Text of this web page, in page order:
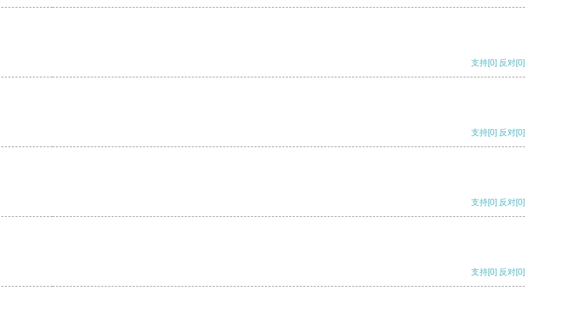
支持[0] 反对[0]
支持[0] 反对[0]
支持[0] 反对[0]
支持[0] 反对[0]